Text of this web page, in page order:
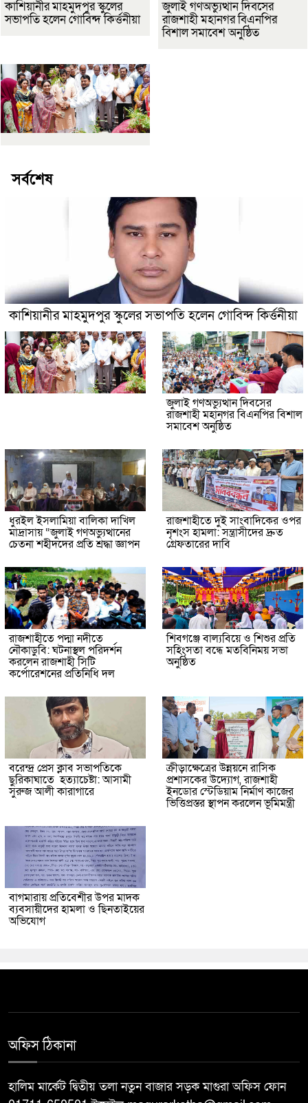
কাশিয়ানীর মাহমুদপুর স্কুলের
সভাপতি হলেন গোবিন্দ কির্ত্তনীয়া
জুলাই গণঅভ্যুত্থান দিবসের
রাজশাহী মহানগর বিএনপির
বিশাল সমাবেশ অনুষ্ঠিত
সর্বশেষ
কাশিয়ানীর মাহমুদপুর স্কুলের সভাপতি হলেন গোবিন্দ কির্ত্তনীয়া
জুলাই গণঅভ্যুত্থান দিবসের
রাজশাহী মহানগর বিএনপির বিশাল
সমাবেশ অনুষ্ঠিত
ধুরইল ইসলামিয়া বালিকা দাখিল
মাদ্রাসায় “জুলাই গণঅভ্যুত্থানের
চেতনা শহীদদের প্রতি শ্রদ্ধা জ্ঞাপন
রাজশাহীতে দুই সাংবাদিকের ওপর
নৃশংস হামলা: সন্ত্রাসীদের দ্রুত
গ্রেফতারের দাবি
রাজশাহীতে পদ্মা নদীতে
নৌকাডুবি: ঘটনাস্থল পরিদর্শন
করলেন রাজশাহী সিটি
কর্পোরেশনের প্রতিনিধি দল
শিবগঞ্জে বাল্যবিয়ে ও শিশুর প্রতি
সহিংসতা বন্ধে মতবিনিময় সভা
অনুষ্ঠিত
বরেন্দ্র প্রেস ক্লাব সভাপতিকে
ছুরিকাঘাতে হত্যাচেষ্টা: আসামী
সুরুজ আলী কারাগারে
ক্রীড়াক্ষেত্রের উন্নয়নে রাসিক
প্রশাসকের উদ্যোগ, রাজশাহী
ইনডোর স্টেডিয়াম নির্মাণ কাজের
ভিত্তিপ্রস্তর স্থাপন করলেন ভূমিমন্ত্রী
বাগমারায় প্রতিবেশীর উপর মাদক
ব্যবসায়ীদের হামলা ও ছিনতাইয়ের
অভিযোগ
অফিস ঠিকানা
হালিম মার্কেট দ্বিতীয় তলা নতুন বাজার সড়ক মাগুরা অফিস ফোন